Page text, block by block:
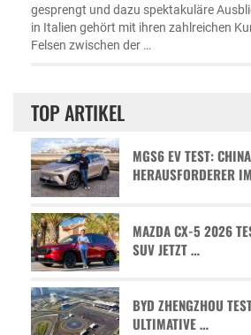
gesprengt und dazu spektakuläre
in Italien gehört mit ihren zahlreichen
Felsen zwischen der …
TOP ARTIKEL
MGS6 EV TEST:
HERAUSFORDERER
MAZDA CX-5 2026
SUV JETZT …
BYD ZHENGZHOU
ULTIMATIVE …